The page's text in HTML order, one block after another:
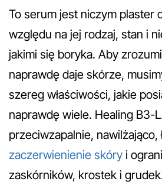
To serum jest niczym plaster
względu na jej rodzaj, stan i
jakimi się boryka. Aby
naprawdę daje skórze,
szereg właściwości, jakie
naprawdę wiele. Healing B3-
przeciwzapalnie, nawilżająco,
zaczerwienienie skóry i
zaskórników, krostek i